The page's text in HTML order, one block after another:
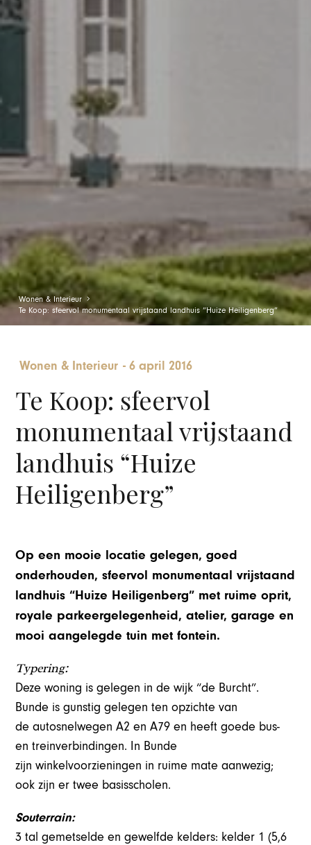
Wonen & Interieur
Te Koop: sfeervol monumentaal vrijstaand landhuis “Huize Heiligenberg”
Wonen & Interieur -6 april 2016
Te Koop: sfeervol
monumentaal vrijstaand
landhuis “Huize
Heiligenberg”
Op een mooie locatie gelegen, goed
onderhouden, sfeervol monumentaal vrijstaand
landhuis “Huize Heiligenberg” met ruime oprit,
royale parkeergelegenheid, atelier, garage en
mooi aangelegde tuin met fontein.
Typering:
Deze woning is gelegen in de wijk “de Burcht”.
Bunde is gunstig gelegen ten opzichte van
de autosnelwegen A2 en A79 en heeft goede bus-
en treinverbindingen. In Bunde
zijn winkelvoorzieningen in ruime mate aanwezig;
ook zijn er twee basisscholen.
Souterrain:
3 tal gemetselde en gewelfde kelders: kelder 1 (5,6